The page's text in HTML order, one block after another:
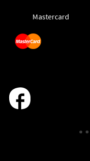
Mastercard